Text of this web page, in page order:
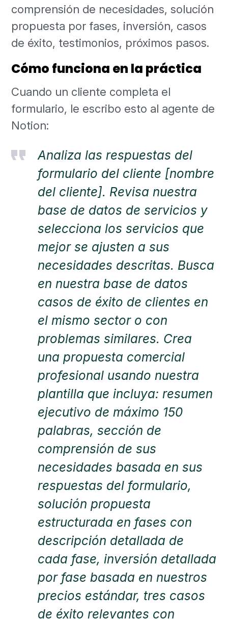
comprensión de necesidades, solución
propuesta por fases, inversión, casos
de éxito, testimonios, próximos pasos.
Cómo funciona en la práctica
Cuando un cliente completa el
formulario, le escribo esto al agente de
Notion:
Analiza las respuestas del
formulario del cliente [nombre
del cliente]. Revisa nuestra
base de datos de servicios y
selecciona los servicios que
mejor se ajusten a sus
necesidades descritas. Busca
en nuestra base de datos
casos de éxito de clientes en
el mismo sector o con
problemas similares. Crea
una propuesta comercial
profesional usando nuestra
plantilla que incluya: resumen
ejecutivo de máximo 150
palabras, sección de
comprensión de sus
necesidades basada en sus
respuestas del formulario,
solución propuesta
estructurada en fases con
descripción detallada de
cada fase, inversión detallada
por fase basada en nuestros
precios estándar, tres casos
de éxito relevantes con